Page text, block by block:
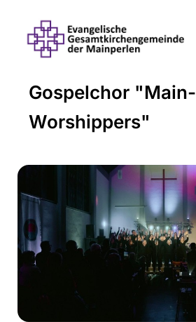
Gospelchor "Main-
Worshippers"